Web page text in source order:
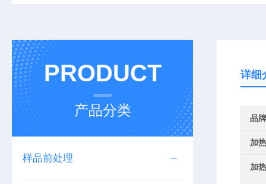
PRODUCT
产品分类
样品前处理
详细
品牌
加
加